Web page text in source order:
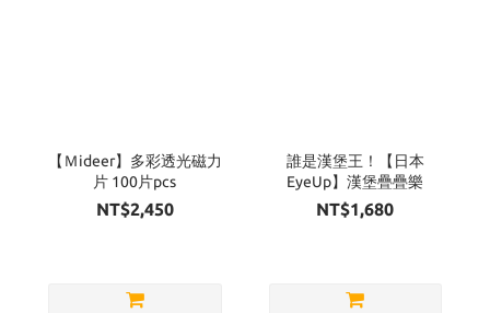
【Ｍideer】多彩透光磁力
片 100片pcs
NT$2,450
誰是漢堡王！【日本
EyeUp】漢堡疊疊樂
NT$1,680